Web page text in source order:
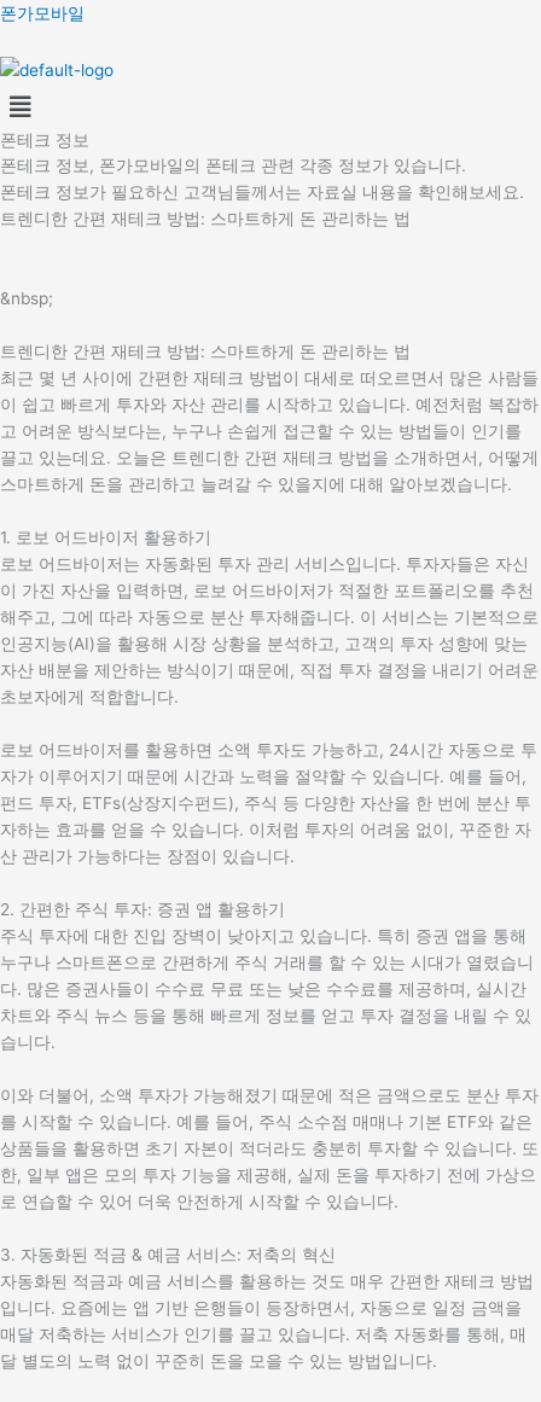
콘
츠
로
건
너
뛰
기
폰가모바일
Menu
폰테크 정보
폰테크 정보, 폰가모바일의 폰테크 관련 각종 정보가 있습니다.
폰테크 정보가 필요하신 고객님들께서는 자료실 내용을 확인해보세요.
트렌디한 간편 재테크 방법: 스마트하게 돈 관리하는 법
&nbsp;
트렌디한 간편 재테크 방법: 스마트하게 돈 관리하는 법
최근 몇 년 사이에 간편한 재테크 방법이 대세로 떠오르면서 많은 사람들
이 쉽고 빠르게 투자와 자산 관리를 시작하고 있습니다. 예전처럼 복잡하
고 어려운 방식보다는, 누구나 손쉽게 접근할 수 있는 방법들이 인기를
끌고 있는데요. 오늘은 트렌디한 간편 재테크 방법을 소개하면서, 어떻게
스마트하게 돈을 관리하고 늘려갈 수 있을지에 대해 알아보겠습니다.
1. 로보 어드바이저 활용하기
로보 어드바이저는 자동화된 투자 관리 서비스입니다. 투자자들은 자신
이 가진 자산을 입력하면, 로보 어드바이저가 적절한 포트폴리오를 추천
해주고, 그에 따라 자동으로 분산 투자해줍니다. 이 서비스는 기본적으로
인공지능(AI)을 활용해 시장 상황을 분석하고, 고객의 투자 성향에 맞는
자산 배분을 제안하는 방식이기 때문에, 직접 투자 결정을 내리기 어려운
초보자에게 적합합니다.
로보 어드바이저를 활용하면 소액 투자도 가능하고, 24시간 자동으로 투
자가 이루어지기 때문에 시간과 노력을 절약할 수 있습니다. 예를 들어,
펀드 투자, ETFs(상장지수펀드), 주식 등 다양한 자산을 한 번에 분산 투
자하는 효과를 얻을 수 있습니다. 이처럼 투자의 어려움 없이, 꾸준한 자
산 관리가 가능하다는 장점이 있습니다.
2. 간편한 주식 투자: 증권 앱 활용하기
주식 투자에 대한 진입 장벽이 낮아지고 있습니다. 특히 증권 앱을 통해
누구나 스마트폰으로 간편하게 주식 거래를 할 수 있는 시대가 열렸습니
다. 많은 증권사들이 수수료 무료 또는 낮은 수수료를 제공하며, 실시간
차트와 주식 뉴스 등을 통해 빠르게 정보를 얻고 투자 결정을 내릴 수 있
습니다.
이와 더불어, 소액 투자가 가능해졌기 때문에 적은 금액으로도 분산 투자
를 시작할 수 있습니다. 예를 들어, 주식 소수점 매매나 기본 ETF와 같은
상품들을 활용하면 초기 자본이 적더라도 충분히 투자할 수 있습니다. 또
한, 일부 앱은 모의 투자 기능을 제공해, 실제 돈을 투자하기 전에 가상으
로 연습할 수 있어 더욱 안전하게 시작할 수 있습니다.
3. 자동화된 적금 & 예금 서비스: 저축의 혁신
자동화된 적금과 예금 서비스를 활용하는 것도 매우 간편한 재테크 방법
입니다. 요즘에는 앱 기반 은행들이 등장하면서, 자동으로 일정 금액을
매달 저축하는 서비스가 인기를 끌고 있습니다. 저축 자동화를 통해, 매
달 별도의 노력 없이 꾸준히 돈을 모을 수 있는 방법입니다.